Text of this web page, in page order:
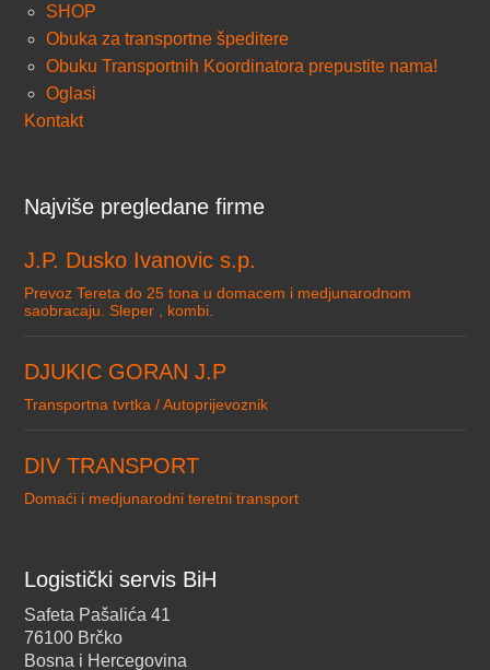
SHOP
Obuka za transportne špeditere
Obuku Transportnih Koordinatora prepustite nama!
Oglasi
Kontakt
Najviše pregledane firme
J.P. Dusko Ivanovic s.p.
Prevoz Tereta do 25 tona u domacem i medjunarodnom
saobracaju. Sleper , kombi.
DJUKIC GORAN J.P
Transportna tvrtka / Autoprijevoznik
DIV TRANSPORT
Domaći i medjunarodni teretni transport
Logistički servis BiH
Safeta Pašalića 41
76100 Brčko
Bosna i Hercegovina